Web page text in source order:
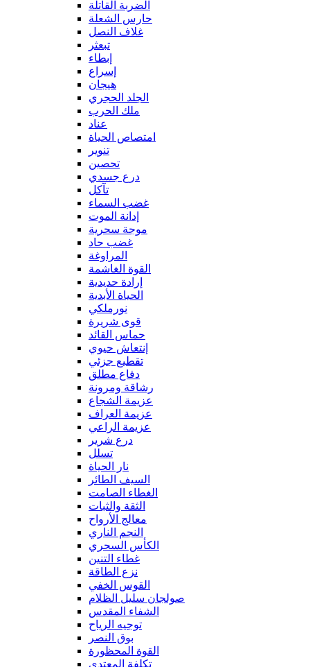
الضربة القاتلة
حارس الشعلة
غلاف النصل
تبعثر
إبطاء
إسراع
هيجان
الجلد الحجري
ملك الحرب
عناد
امتصاص الحياة
تنوير
تحصين
درع جسدي
تآكل
غضب السماء
إدانة الموت
موجة سحرية
غضب حاد
المراوغة
القوة الغاشمة
إرادة حديدية
الحياة الأبدية
نورملكي
قوى شريرة
حماس القائد
إنتعاش حيوي
تقطيع جزئي
دفاع مطلق
رشاقة ومرونة
عزيمة الشجاع
عزيمة العراف
عزيمة الراعي
درع شرير
تسلل
نار الحياة
السيف الطائر
الغطاء الصامت
الثقة والثبات
معالج الأرواح
النجم الناري
الكأس السحري
غطاء التنين
نزع الطاقة
القوس الخفي
صولجان سليل الظلام
الشفاء المقدس
توجيه الرياح
بوق النصر
القوة المحظورة
تكلفة المعتدي